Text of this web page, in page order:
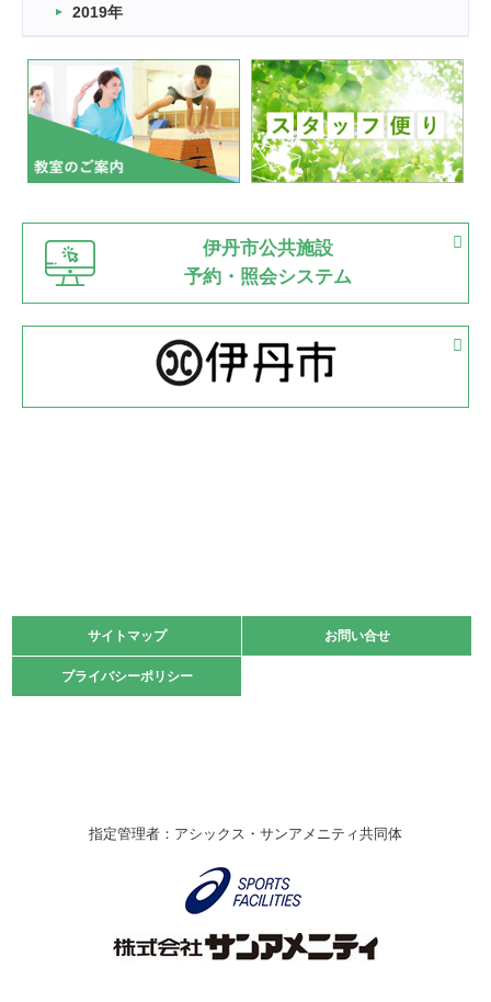
緑ケ丘体育館
いたっぼーる大会☆彡
緑ケ丘体育館
2022.07.03
市内総合体育大会が開始
緑ケ丘体育館 猪名川運動広場
古池運動広場
2022.06.12
県知事杯争奪バレーボール大会が開催
緑ケ丘体育館
2022.05.05
体育協会長杯 バドミントン競技の部
2022.05.22
緑ケ丘体育館
2021.10.23
卓球選手権大会ラージボールの部開催☆
伊丹市総合体育大会 バレーボール大会が開催されました
なわとびイベントを開催しました！
2019年
伊丹市公共施設
予約・照会システム
サイトマップ お問い合せ
プライバシーポリシー
サイトマップ お問い合せ
プライバシーポリシー
指定管理者：アシックス・サンアメニティ共同体